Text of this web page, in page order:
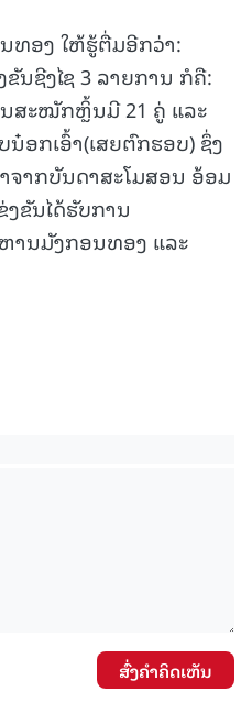
ທອງ ໃຫ້ຮູ້ຕື່ມອີກວ່າ:
ນຊີງໄຊ 3 ລາຍການ ກໍຄື:
ສະໝັກຫຼິ້ນມີ 21 ຄູ່ ແລະ
ນ໋ອກເອົ້າ(ເສຍຕົກຮອບ) ຊຶ່ງ
າກບັນດາສະໂມສອນ ອ້ອມ
ງຂັນໄດ້ຮັບການ
ນມັງກອນທອງ ແລະ
ສົ່ງຄໍາຄິດເຫັນ